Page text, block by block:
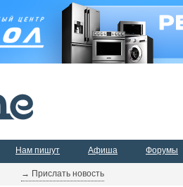
→ Прислать новость
Нам пишут Афиша Форумы